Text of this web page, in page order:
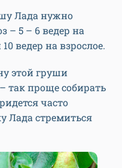
Лада нужно
– 5 – 6 ведер на
ведер на взрослое.
этой груши
так проще собирать
часто
Лада стремиться